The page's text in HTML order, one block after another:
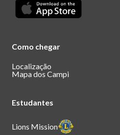
Como chegar
Localização
Mapa dos Campi
Estudantes
Lions Mission